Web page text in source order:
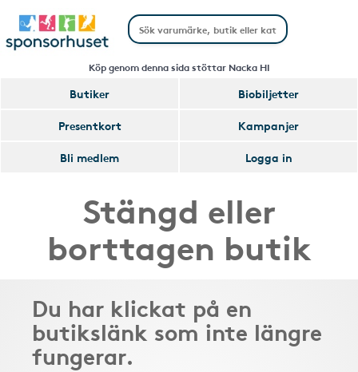
Köp genom denna sida stöttar Nacka HI
Butiker
Biobiljetter
Presentkort
Kampanjer
Bli medlem
Logga in
Stängd eller
borttagen butik
Du har klickat på en
butikslänk som inte längre
fungerar.